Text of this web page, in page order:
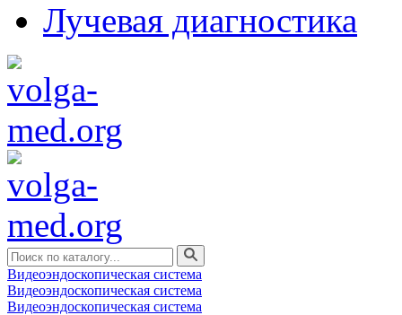
Лучевая диагностика
Видеоэндоскопическая система
Видеоэндоскопическая система
Видеоэндоскопическая система